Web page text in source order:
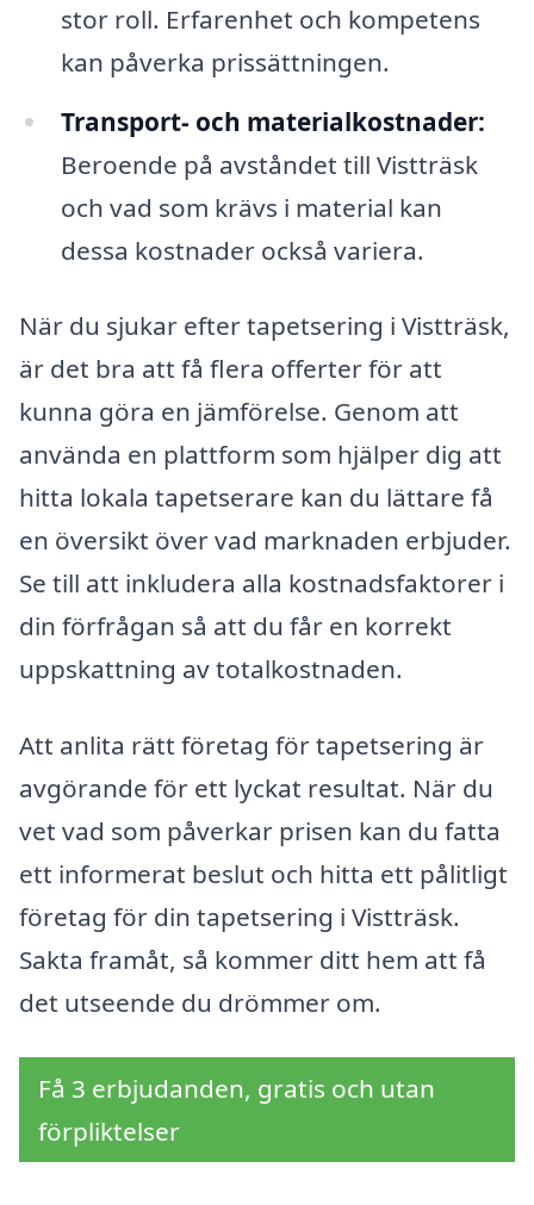
stor roll. Erfarenhet och kompetens
kan påverka prissättningen.
Transport- och materialkostnader:
Beroende på avståndet till Vistträsk
och vad som krävs i material kan
dessa kostnader också variera.
När du sjukar efter tapetsering i Vistträsk,
är det bra att få flera offerter för att
kunna göra en jämförelse. Genom att
använda en plattform som hjälper dig att
hitta lokala tapetserare kan du lättare få
en översikt över vad marknaden erbjuder.
Se till att inkludera alla kostnadsfaktorer i
din förfrågan så att du får en korrekt
uppskattning av totalkostnaden.
Att anlita rätt företag för tapetsering är
avgörande för ett lyckat resultat. När du
vet vad som påverkar prisen kan du fatta
ett informerat beslut och hitta ett pålitligt
företag för din tapetsering i Vistträsk.
Sakta framåt, så kommer ditt hem att få
det utseende du drömmer om.
Få 3 erbjudanden, gratis och utan
förpliktelser